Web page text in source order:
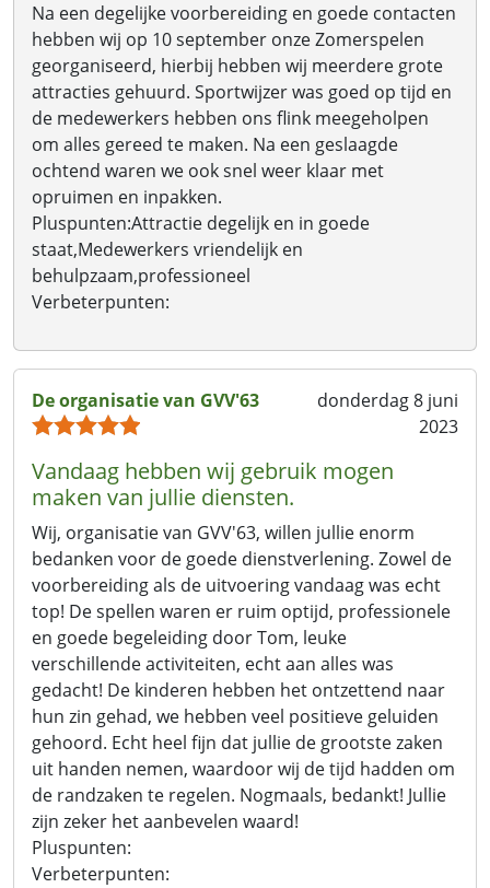
Na een degelijke voorbereiding en goede contacten
hebben wij op 10 september onze Zomerspelen
georganiseerd, hierbij hebben wij meerdere grote
attracties gehuurd. Sportwijzer was goed op tijd en
de medewerkers hebben ons flink meegeholpen
om alles gereed te maken. Na een geslaagde
ochtend waren we ook snel weer klaar met
opruimen en inpakken.
Pluspunten:Attractie degelijk en in goede
staat,Medewerkers vriendelijk en
behulpzaam,professioneel
Verbeterpunten:
De organisatie van GVV'63
donderdag 8 juni
2023
Vandaag hebben wij gebruik mogen
maken van jullie diensten.
Wij, organisatie van GVV'63, willen jullie enorm
bedanken voor de goede dienstverlening. Zowel de
voorbereiding als de uitvoering vandaag was echt
top! De spellen waren er ruim optijd, professionele
en goede begeleiding door Tom, leuke
verschillende activiteiten, echt aan alles was
gedacht! De kinderen hebben het ontzettend naar
hun zin gehad, we hebben veel positieve geluiden
gehoord. Echt heel fijn dat jullie de grootste zaken
uit handen nemen, waardoor wij de tijd hadden om
de randzaken te regelen. Nogmaals, bedankt! Jullie
zijn zeker het aanbevelen waard!
Pluspunten:
Verbeterpunten: